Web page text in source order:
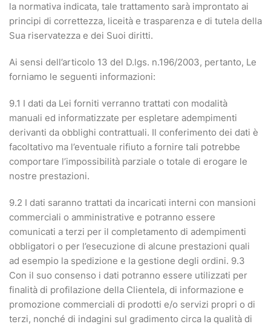
la normativa indicata, tale trattamento sarà improntato ai
principi di correttezza, liceità e trasparenza e di tutela della
Sua riservatezza e dei Suoi diritti.
Ai sensi dell’articolo 13 del D.lgs. n.196/2003, pertanto, Le
forniamo le seguenti informazioni:
9.1 I dati da Lei forniti verranno trattati con modalità
manuali ed informatizzate per espletare adempimenti
derivanti da obblighi contrattuali. Il conferimento dei dati è
facoltativo ma l’eventuale rifiuto a fornire tali potrebbe
comportare l’impossibilità parziale o totale di erogare le
nostre prestazioni.
9.2 I dati saranno trattati da incaricati interni con mansioni
commerciali o amministrative e potranno essere
comunicati a terzi per il completamento di adempimenti
obbligatori o per l’esecuzione di alcune prestazioni quali
ad esempio la spedizione e la gestione degli ordini. 9.3
Con il suo consenso i dati potranno essere utilizzati per
finalità di profilazione della Clientela, di informazione e
promozione commerciali di prodotti e/o servizi propri o di
terzi, nonché di indagini sul gradimento circa la qualità di